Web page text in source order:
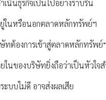
เนินธุรกิจเป็นไปอย่างราบรื่น
ในหรือนอกตลาดหลักทรัพย์ฯ
ทต้องการเข้าสู่ตลาดหลักทรัพย์
ในของบริษัทยิ่งถือว่าเป็นหัวใจ
ะบบไม่ดี อาจส่งผลเสีย